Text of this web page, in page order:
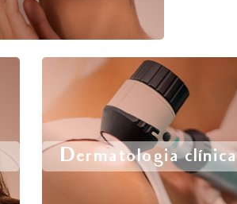
Dermatologia clínica